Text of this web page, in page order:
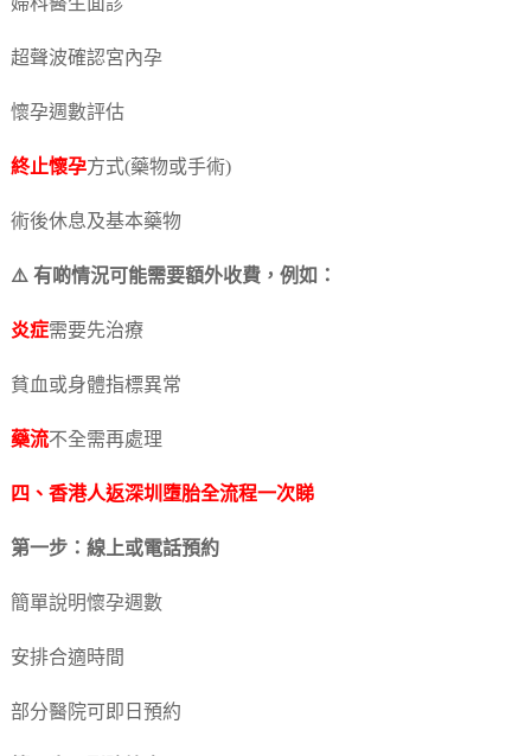
婦科醫生面診
超聲波確認宮內孕
懷孕週數評估
終止懷孕方式(藥物或手術)
術後休息及基本藥物
⚠️ 有啲情況可能需要額外收費，例如：
炎症需要先治療
貧血或身體指標異常
藥流不全需再處理
四、香港人返深圳墮胎全流程一次睇
第一步：線上或電話預約
簡單說明懷孕週數
安排合適時間
部分醫院可即日預約